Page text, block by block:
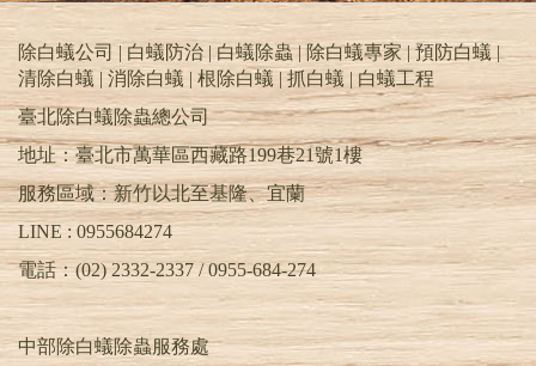
除白蟻公司 | 白蟻防治 | 白蟻除蟲 | 除白蟻專家 | 預防白蟻 |
清除白蟻 | 消除白蟻 | 根除白蟻 | 抓白蟻 | 白蟻工程
臺北除白蟻除蟲總公司
地址：臺北市萬華區西藏路199巷21號1樓
服務區域：新竹以北至基隆、宜蘭
LINE : 0955684274
電話：(02) 2332-2337 / 0955-684-274
中部除白蟻除蟲服務處